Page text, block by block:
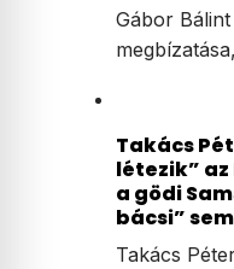
Gábor
Takács
létezik”
a gödi
bácsi” sem
Takács